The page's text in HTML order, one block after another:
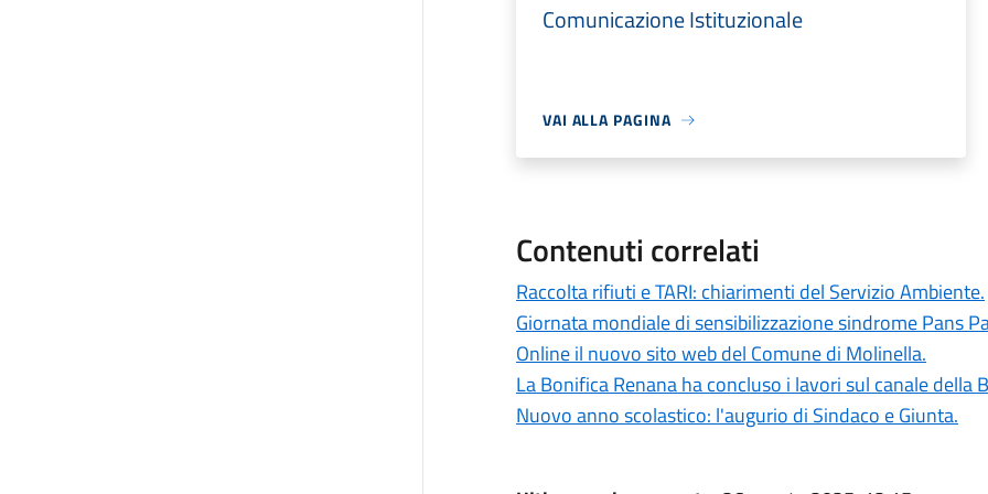
Comunicazione Istituzionale
VAI ALLA PAGINA
Contenuti correlati
Raccolta rifiuti e TARI: chiarimenti del Servizio Ambiente.
Giornata mondiale di sensibilizzazione sindrome Pans
Online il nuovo sito web del Comune di Molinella.
La Bonifica Renana ha concluso i lavori sul canale della
Nuovo anno scolastico: l'augurio di Sindaco e Giunta.